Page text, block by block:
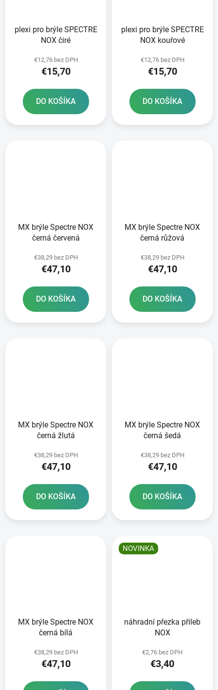
plexi pro brýle SPECTRE
NOX čiré
€12,76 bez DPH
€15,70
DO KOŠÍKA
plexi pro brýle SPECTRE
NOX kouřové
€12,76 bez DPH
€15,70
DO KOŠÍKA
MX brýle Spectre NOX
černá červená
€38,29 bez DPH
€47,10
DO KOŠÍKA
MX brýle Spectre NOX
černá růžová
€38,29 bez DPH
€47,10
DO KOŠÍKA
MX brýle Spectre NOX
černá žlutá
€38,29 bez DPH
€47,10
DO KOŠÍKA
MX brýle Spectre NOX
černá šedá
€38,29 bez DPH
€47,10
DO KOŠÍKA
MX brýle Spectre NOX
černá bílá
€38,29 bez DPH
€47,10
NOVINKA
náhradní přezka přileb
NOX
€2,76 bez DPH
€3,40